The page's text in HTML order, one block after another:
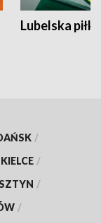
Lubelska piłka
/
KIELCE /
/
/